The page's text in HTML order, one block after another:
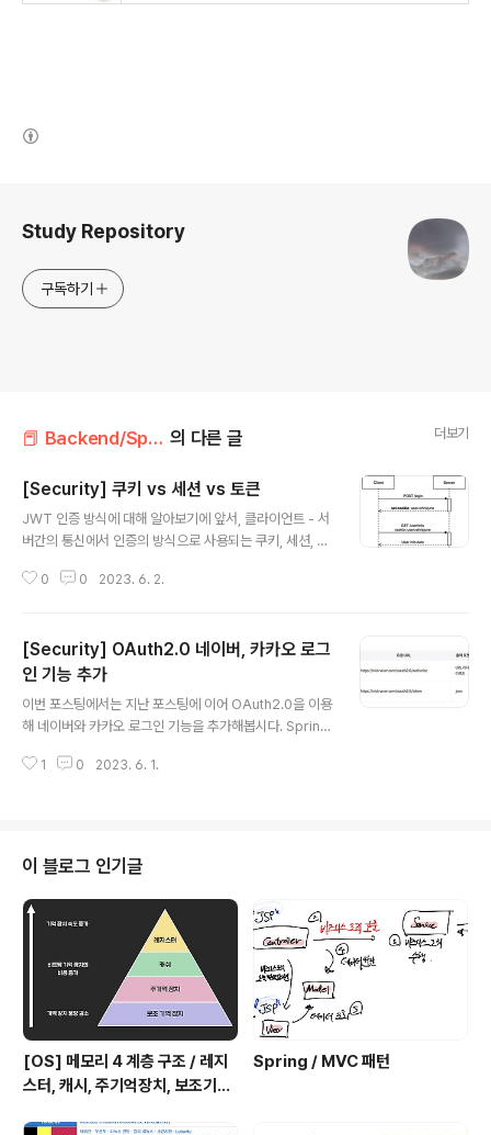
Study Repository
구독하기
📕 Backend/Spring Security 의 다른 글 더보기
[Security] 쿠키 vs 세션 vs 토큰
JWT 인증 방식에 대해 알아보기에 앞서, 클라이언트 - 서
버간의 통신에서 인증의 방식으로 사용되는 쿠키, 세션, 토
사용될까? 쿠키와 세션 그리고 토큰은 어디에, 왜 사용될까
로토콜의 특징 1. 비연결성(Connectionless) : 클라이언
트-서버간 TCP 연결을 맺은 이후 서버는 클라이언트의 요
청에 대한 응답을 보내고 난 후, 그 즉시 연결이 끊어집니
다. 2. 무결성(Stateless) : 비연결성에 의해 연결이 끊어
지는 순간 모든 상태정보가 사라지게 됩니다. 비연결성과
무결성의 특성으로 인해 서버는 클라이언트가 첫 번째 통..
0 0 2023. 6. 2.
[Security] OAuth2.0 네이버, 카카오 로그
인 기능 추가
이번 포스팅에서는 지난 포스팅에 이어 OAuth2.0을 이용
해 네이버와 카카오 로그인 기능을 추가해봅시다. Spring
글로벌하게 사용되는 플랫폼에 한해서는 Provider를 지
부가정보에 provider를 별도로 추가해 주어야 합니다. N
aver 로그인 API 발급 및 설정 Naver는 아래 네이버 개
발자 사이트에서 API를 발급받고, Authorization URI 와
Token 발급 URI를 확인할 수 있습니다. 사전 준비 사항 -
Open API 가이드 사..
1 0 2023. 6. 1.
이 블로그 인기글
[OS] 메모리 4 계층 구조 / 레지
스터, 캐시, 주기억장치, 보조기억
Spring / MVC 패턴